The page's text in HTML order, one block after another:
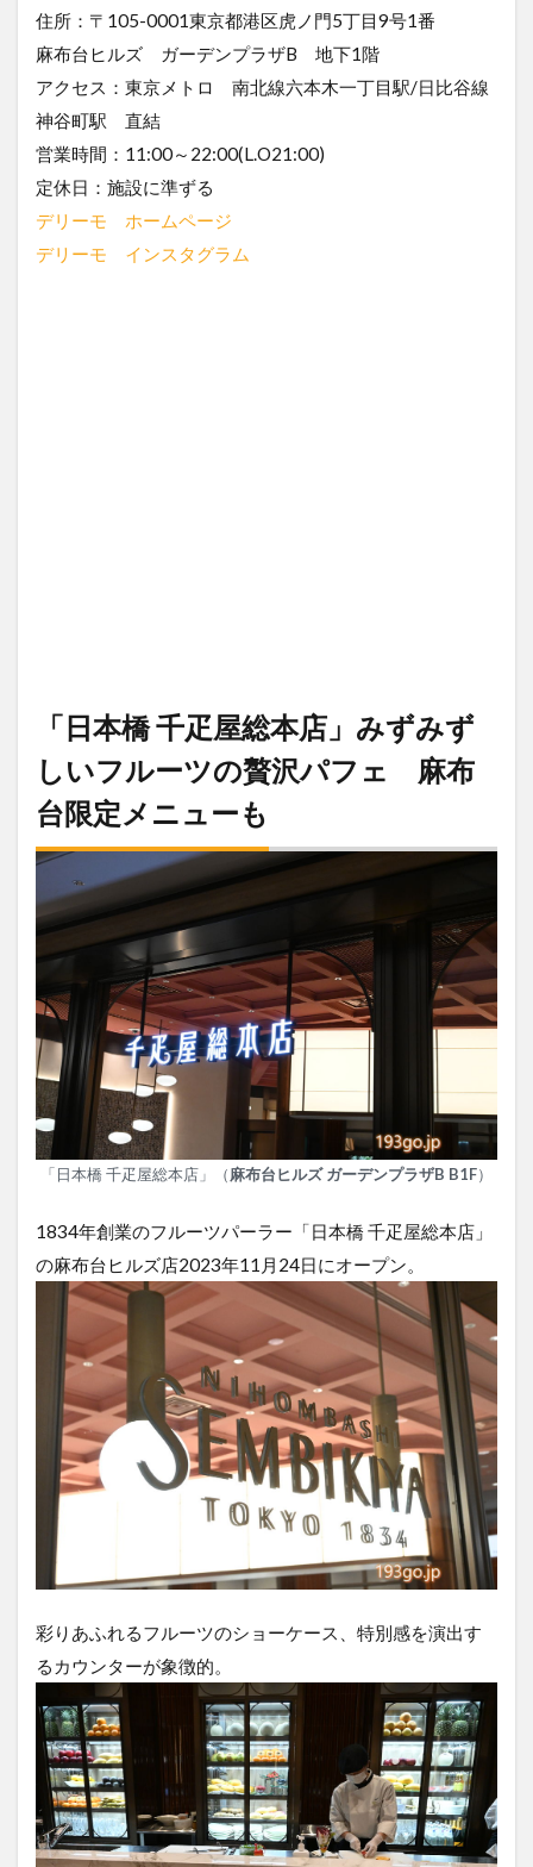
住所：〒105-0001東京都港区虎ノ門5丁目9号1番
麻布台ヒルズ ガーデンプラザB 地下1階
アクセス：東京メトロ 南北線六本木一丁目駅/日比谷線
神谷町駅 直結
営業時間：11:00～22:00(L.O21:00)
定休日：施設に準ずる
デリーモ ホームページ
デリーモ インスタグラム
「日本橋 千疋屋総本店」みずみず
しいフルーツの贅沢パフェ 麻布
台限定メニューも
「日本橋 千疋屋総本店」（麻布台ヒルズ ガーデンプラザB B1F）
1834年創業のフルーツパーラー「日本橋 千疋屋総本店」
の麻布台ヒルズ店2023年11月24日にオープン。
彩りあふれるフルーツのショーケース、特別感を演出す
るカウンターが象徴的。